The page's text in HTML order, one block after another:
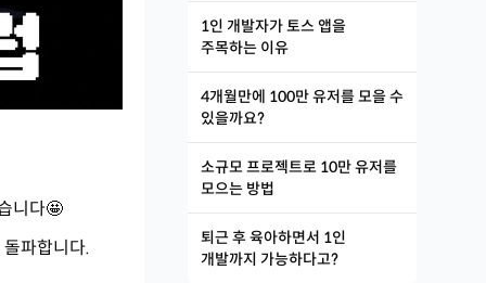
니다🤩
돌파합니다.
1인 개발자가 토스 앱을
주목하는 이유
4개월만에 100만 유저를 모을 수
있을까요?
소규모 프로젝트로 10만 유저를
모으는 방법
퇴근 후 육아하면서 1인
개발까지 가능하다고?